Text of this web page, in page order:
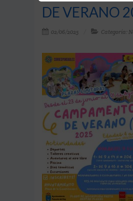
DE VERANO
02/06/2025 Categoría: